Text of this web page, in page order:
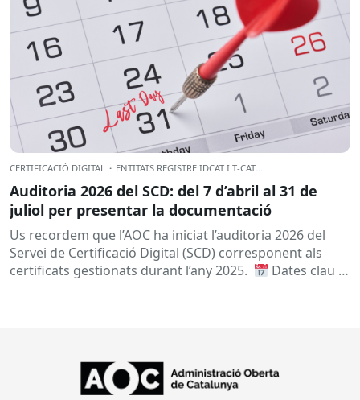
CERTIFICACIÓ DIGITAL · ENTITATS REGISTRE IDCAT I T-CAT...
Auditoria 2026 del SCD: del 7 d’abril al 31 de
juliol per presentar la documentació
Us recordem que l’AOC ha iniciat l’auditoria 2026 del
Servei de Certificació Digital (SCD) corresponent als
certificats gestionats durant l’any 2025.
Dates clau